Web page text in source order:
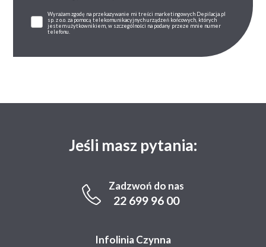
Wyrażam zgodę na przekazywanie mi treści marketingowych Depilacja.pl
sp. z o.o. za pomocą telekomunikacyjnych urządzeń końcowych, których
jestem użytkownikiem, w szczególności na podany przeze mnie numer
telefonu.
Jeśli masz pytania:
Zadzwoń do nas
22 699 96 00
Infolinia Czynna